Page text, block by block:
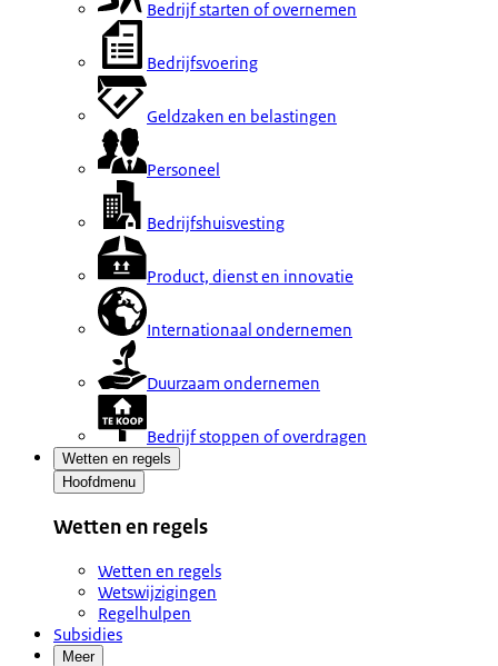
Bedrijf starten of overnemen
Bedrijfsvoering
Geldzaken en belastingen
Personeel
Bedrijfshuisvesting
Product, dienst en innovatie
Internationaal ondernemen
Duurzaam ondernemen
Bedrijf stoppen of overdragen
Wetten en regels
Hoofdmenu
Wetten en regels
Wetten en regels
Wetswijzigingen
Regelhulpen
Subsidies
Meer